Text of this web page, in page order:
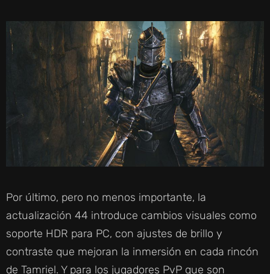
Por último, pero no menos importante, la
actualización 44 introduce cambios visuales como
soporte HDR para PC, con ajustes de brillo y
contraste que mejoran la inmersión en cada rincón
de Tamriel. Y para los jugadores PvP que son